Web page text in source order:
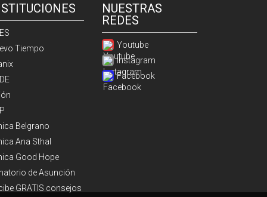
Tiempo
Belgrano
Ana Sthal
Good Hope
de Asunción
GRATIS consejos
NUESTRAS
REDES
Youtube
Instagram
Facebook